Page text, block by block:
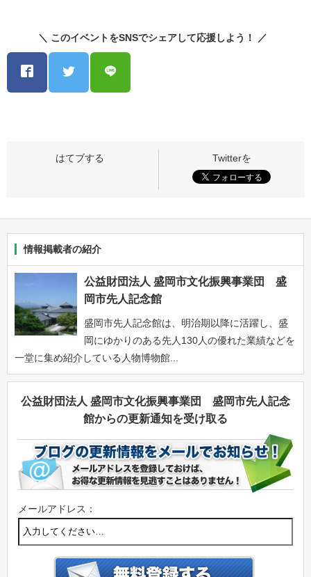
＼ このイベントをSNSでシェアして応援しよう！ ／
情報掲載者の紹介
公益財団法人 盛岡市文化振興事業団 盛
岡市先人記念館
盛岡市先人記念館は、明治期以降に活躍し、盛
岡にゆかりのある先人130人の優れた業績などを
一堂に集め紹介している人物博物館...
公益財団法人 盛岡市文化振興事業団 盛岡市先人記念
館からの更新通知を受け取る
メールアドレス：